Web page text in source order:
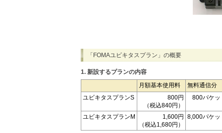
「FOMAユビキタスプラン」の概要
1. 新設するプランの内容
月額基本使用料
無料通信分
ユビキタスプランS
800円
（税込840円）
800パケッ
ユビキタスプランM
1,600円
（税込1,680円）
8,000パケ